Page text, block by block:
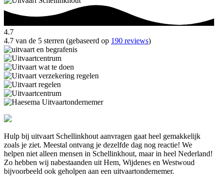
4.7
4.7 van de 5 sterren (gebaseerd op 190 reviews)
Hulp bij uitvaart Schellinkhout aanvragen gaat heel gemakkelijk
zoals je ziet. Meestal ontvang je dezelfde dag nog reactie! We
helpen niet alleen mensen in Schellinkhout, maar in heel Nederland!
Zo hebben wij nabestaanden uit Hem, Wijdenes en Westwoud
bijvoorbeeld ook geholpen aan een uitvaartondernemer.